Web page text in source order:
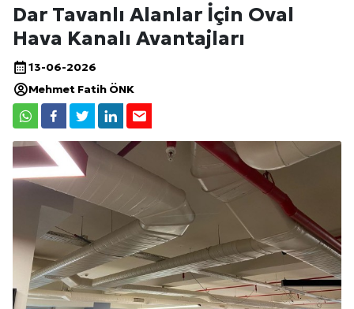
Dar Tavanlı Alanlar İçin Oval
Hava Kanalı Avantajları
13-06-2026
Mehmet Fatih ÖNK